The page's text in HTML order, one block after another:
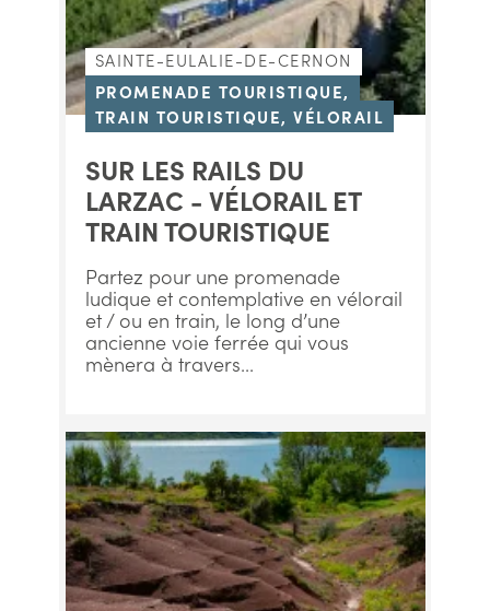
SAINTE-EULALIE-DE-CERNON
PROMENADE TOURISTIQUE,
TRAIN TOURISTIQUE, VÉLORAIL
SUR LES RAILS DU
LARZAC - VÉLORAIL ET
TRAIN TOURISTIQUE
Partez pour une promenade
ludique et contemplative en vélorail
et / ou en train, le long d’une
ancienne voie ferrée qui vous
mènera à travers...